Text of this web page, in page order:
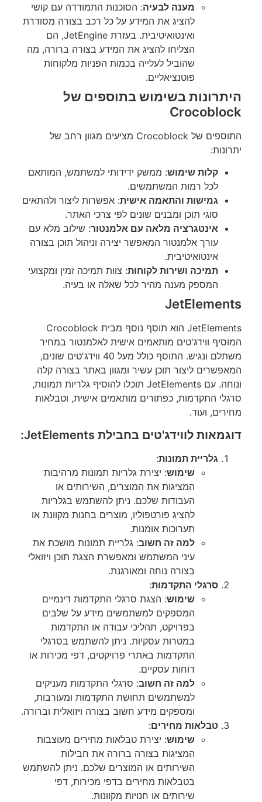
מענה לבעיה: הסוכנות התמודדה עם קושי
להציג את המידע על כל רכב בצורה מסודרת
ואינטואיטיבית. בעזרת JetEngine, הם
הצליחו להציג את המידע בצורה ברורה, מה
שהוביל לעלייה בכמות הפניות מלקוחות
פוטנציאליים.
היתרונות בשימוש בתוספים של
Crocoblock
התוספים של Crocoblock מציעים מגוון רחב של
יתרונות:
קלות שימוש: ממשק ידידותי למשתמש, המותאם
לכל רמות המשתמשים.
גמישות והתאמה אישית: אפשרות ליצור ולהתאים
סוגי תוכן ומבנים שונים לפי צרכי האתר.
אינטגרציה מלאה עם אלמנטור: שילוב מלא עם
עורך אלמנטור המאפשר יצירה וניהול תוכן בצורה
אינטואיטיבית.
תמיכה ושירות לקוחות: צוות תמיכה זמין ומקצועי
המספק מענה מהיר לכל שאלה או בעיה.
JetElements
JetElements הוא תוסף נוסף מבית Crocoblock
המוסיף ווידג'טים מותאמים אישית לאלמנטור במחיר
משתלם ונגיש. התוסף כולל מעל 40 ווידג'טים שונים,
המאפשרים ליצור תוכן עשיר ומגוון באתר בצורה קלה
ונוחה. עם JetElements תוכלו להוסיף גלריות תמונות,
סרגלי התקדמות, כפתורים מותאמים אישית, וטבלאות
מחירים, ועוד.
דוגמאות לווידג'טים בחבילת JetElements:
גלריית תמונות:
שימוש: יצירת גלריות תמונות מרהיבות
המציגות את המוצרים, השירותים או
העבודות שלכם. ניתן להשתמש בגלריות
להציג פורטפוליו, מוצרים בחנות מקוונת או
תערוכות אומנות.
למה זה חשוב: גלריית תמונות מושכת את
עיני המשתמש ומאפשרת הצגת תוכן ויזואלי
בצורה נוחה ומאורגנת.
סרגלי התקדמות:
שימוש: הצגת סרגלי התקדמות דינמיים
המספקים למשתמשים מידע על שלבים
בפרויקט, תהליכי עבודה או התקדמות
במטרות עסקיות. ניתן להשתמש בסרגלי
התקדמות באתרי פרויקטים, דפי מכירות או
דוחות עסקיים.
למה זה חשוב: סרגלי התקדמות מעניקים
למשתמשים תחושת התקדמות ומעורבות,
ומספקים מידע חשוב בצורה ויזואלית וברורה.
טבלאות מחירים:
שימוש: יצירת טבלאות מחירים מעוצבות
המציגות בצורה ברורה את חבילות
השירותים או המוצרים שלכם. ניתן להשתמש
בטבלאות מחירים בדפי מכירות, דפי
שירותים או חנויות מקוונות.